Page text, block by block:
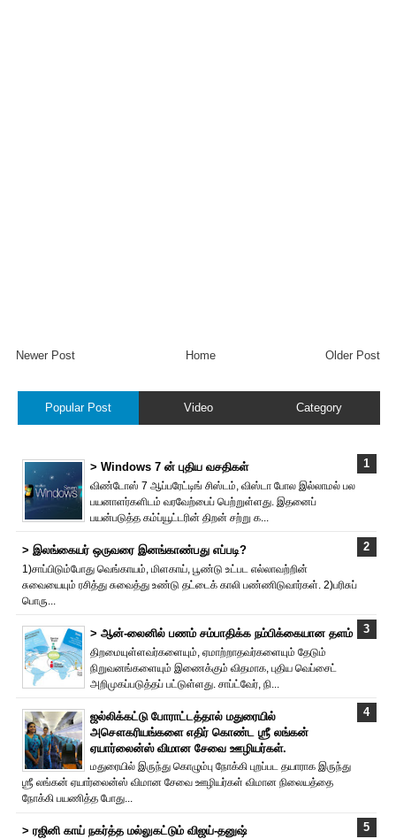
Newer Post Older Post
Home
Popular Post Video Category
> Windows 7 ன் புதிய வசதிகள்
விண்டோஸ் 7 ஆப்பரேட்டிங் சிஸ்டம், விஸ்டா போல இல்லாமல் பல
பயனாளர்களிடம் வரவேற்பைப் பெற்றுள்ளது. இதனைப்
பயன்படுத்த கம்ப்யூட்டரின் திறன் சற்று க...
> இலங்கையர் ஒருவரை இனங்காண்பது எப்படி?
1)சாப்பிடும்போது வெங்காயம், மிளகாய், பூண்டு உட்பட எல்லாவற்றின்
சுவையையும் ரசித்து சுவைத்து உண்டு தட்டைக் காலி பண்ணிடுவார்கள். 2)பரிசுப்
பொரு...
> ஆன்-லைனில் பணம் சம்பாதிக்க நம்பிக்கையான தளம்
திறமையுள்ளவர்களையும், ஏமாற்றாதவர்களையும் தேடும்
நிறுவனங்களையும் இணைக்கும் விதமாக, புதிய வெப்சைட்
அறிமுகப்படுத்தப் பட்டுள்ளது. சாப்ட்வேர், நி...
ஜல்லிக்கட்டு போராட்டத்தால் மதுரையில்
அசௌகரியங்களை எதிர் கொண்ட ஶ்ரீ லங்கன்
ஏயார்லைன்ஸ் விமான சேவை ஊழியர்கள்.
மதுரையில் இருந்து கொழும்பு நோக்கி புறப்பட தயாராக இருந்து
ஶ்ரீ லங்கன் ஏயார்லைன்ஸ் விமான சேவை ஊழியர்கள் விமான நிலையத்தை
நோக்கி பயணித்த போது...
> ரஜினி காய் நகர்த்த மல்லுகட்டும் விஜய்-தனுஷ்